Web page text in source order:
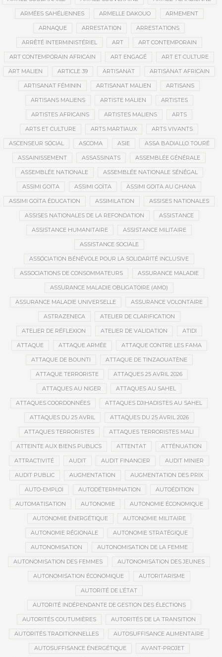
ARMÉES SAHÉLIENNES ARMELLE DAKOUO ARMEMENT
ARNAQUE ARRESTATION ARRESTATIONS
ARRÊTÉ INTERMINISTÉRIEL ART ART CONTEMPORAIN
ART CONTEMPORAIN AFRICAIN ART ENGAGÉ ART ET CULTURE
ART MALIEN ARTICLE 39 ARTISANAT ARTISANAT AFRICAIN
ARTISANAT FÉMININ ARTISANAT MALIEN ARTISANS
ARTISANS MALIENS ARTISTE MALIEN ARTISTES
ARTISTES AFRICAINS ARTISTES MALIENS ARTS
ARTS ET CULTURE ARTS MARTIAUX ARTS VIVANTS
ASCENSEUR SOCIAL ASCOMA ASIE ASSA BADIALLO TOURÉ
ASSAINISSEMENT ASSASSINATS ASSEMBLÉE GÉNÉRALE
ASSEMBLÉE NATIONALE ASSEMBLÉE NATIONALE SÉNÉGAL
ASSIMI GOITA ASSIMI GOÏTA ASSIMI GOITA AU GHANA
ASSIMI GOÏTA ÉDUCATION ASSIMILATION ASSISES NATIONALES
ASSISES NATIONALES DE LA REFONDATION ASSISTANCE
ASSISTANCE HUMANITAIRE ASSISTANCE MILITAIRE
ASSISTANCE SOCIALE
ASSOCIATION BÉNÉVOLE POUR LA SOLIDARITÉ INCLUSIVE
ASSOCIATIONS DE CONSOMMATEURS ASSURANCE MALADIE
ASSURANCE MALADIE OBLIGATOIRE (AMO)
ASSURANCE MALADIE UNIVERSELLE ASSURANCE VOLONTAIRE
ASTRAZENECA ATELIER DE CLARIFICATION
ATELIER DE RÉFLEXION ATELIER DE VALIDATION ATIDI
ATTAQUE ATTAQUE ARMÉE ATTAQUE CONTRE LES FAMA
ATTAQUE DE BOUNTI ATTAQUE DE TINZAOUATÈNE
ATTAQUE TERRORISTE ATTAQUES 25 AVRIL 2026
ATTAQUES AU NIGER ATTAQUES AU SAHEL
ATTAQUES COORDONNÉES ATTAQUES DJIHADISTES AU SAHEL
ATTAQUES DU 25 AVRIL ATTAQUES DU 25 AVRIL 2026
ATTAQUES TERRORISTES ATTAQUES TERRORISTES MALI
ATTEINTE AUX BIENS PUBLICS ATTENTAT ATTÉNUATION
ATTRACTIVITÉ AUDIT AUDIT FINANCIER AUDIT MINIER
AUDIT PUBLIC AUGMENTATION AUGMENTATION DES PRIX
AUTO-EMPLOI AUTODÉTERMINATION AUTOÉDITION
AUTOMATISATION AUTONOMIE AUTONOMIE ÉCONOMIQUE
AUTONOMIE ÉNERGÉTIQUE AUTONOMIE MILITAIRE
AUTONOMIE RÉGIONALE AUTONOMIE STRATÉGIQUE
AUTONOMISATION AUTONOMISATION DE LA FEMME
AUTONOMISATION DES FEMMES AUTONOMISATION DES JEUNES
AUTONOMISATION ÉCONOMIQUE AUTORITARISME
AUTORITÉ DE L’ÉTAT
AUTORITÉ INDÉPENDANTE DE GESTION DES ÉLECTIONS
AUTORITÉS COUTUMIÈRES AUTORITÉS DE LA TRANSITION
AUTORITÉS TRADITIONNELLES AUTOSUFFISANCE ALIMENTAIRE
AUTOSUFFISANCE ÉNERGÉTIQUE AVANT-PROJET